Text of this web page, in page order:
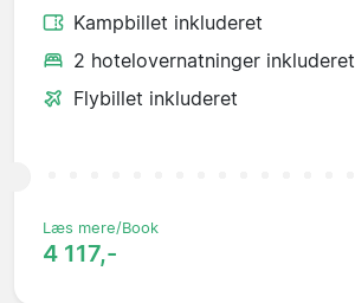
Kampbillet inkluderet
2 hotelovernatninger inkluderet
Flybillet inkluderet
Læs mere/Book
4 117,-